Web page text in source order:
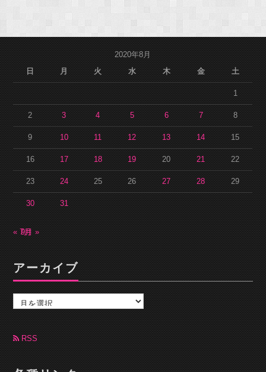
2020年8月
日
月 火 水 木 金 土
1
2 3 4 5 6 7 8
9 10 11 12 13 14 15
16 17 18 19 20 21 22
23 24 25 26 27 28 29
30 31
« 7月9月 »
アーカイブ
カ
ブRSS